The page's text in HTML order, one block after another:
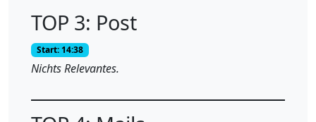
TOP 3: Post
Start: 14:38
Nichts Relevantes.